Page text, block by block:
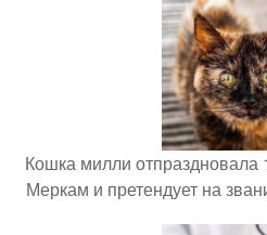
Кошка милли отпраздновала
Меркам и претендует на